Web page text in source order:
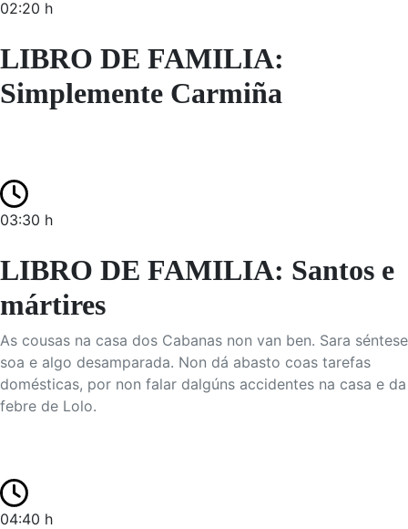
02:20 h
LIBRO DE FAMILIA:
Simplemente Carmiña
03:30 h
LIBRO DE FAMILIA: Santos e
mártires
As cousas na casa dos Cabanas non van ben. Sara séntese
soa e algo desamparada. Non dá abasto coas tarefas
domésticas, por non falar dalgúns accidentes na casa e da
febre de Lolo.
04:40 h